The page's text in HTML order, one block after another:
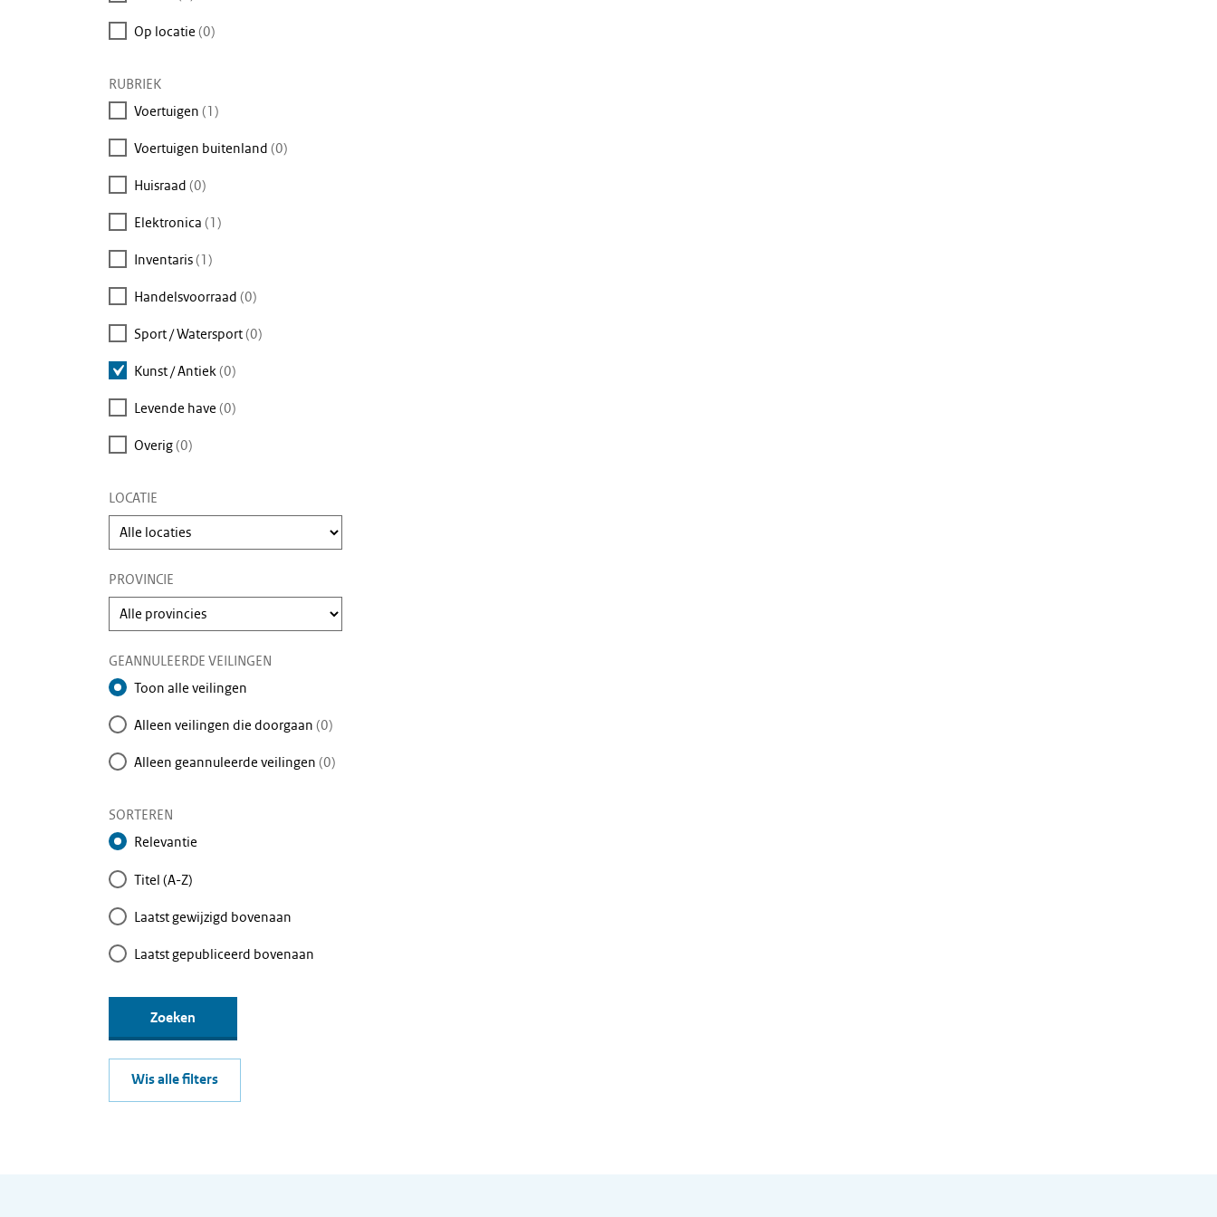
te
Op locatie (0)
RUBRIEK
Voertuigen (1)
Voertuigen buitenland (0)
Huisraad (0)
Elektronica (1)
Inventaris(1)
Handelsvoorraad (0)
Sport / Watersport(0)
Kunst / Antiek(0)
Levende have (0)
Overig(0)
LOCATIE
Kies
een
veilinglocatie
PROVINCIE
Kies
een
provincie
GEANNULEERDE VEILINGEN
Toon alle veilingen
Alleen veilingen die doorgaan (0)
Alleen geannuleerde veilingen (0)
SORTEREN
Relevantie
Titel (A-Z)
Laatst gewijzigd bovenaan
Laatst gepubliceerd bovenaan